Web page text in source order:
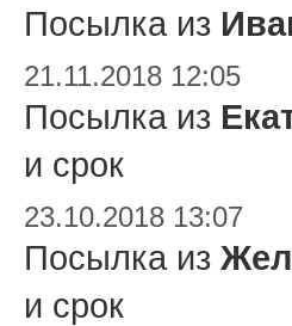
Посылка из
21.11.2018 12:05
Посылка из
и срок
23.10.2018 13:07
Посылка из
и срок